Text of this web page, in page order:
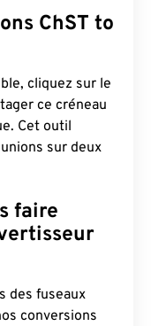
ChST to
cliquez sur le
ce créneau
Cet outil
sur deux
faire
des fuseaux
conversions